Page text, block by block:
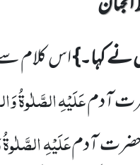
نے کہا۔}اس کلام سے
آدمعَلَیْہِ الصَّلٰوۃُ
حضرت آدمعَلَیْہِ